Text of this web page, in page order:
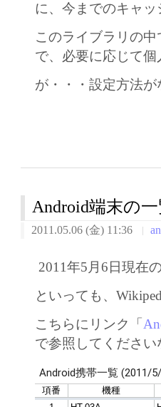
に、今までのキャ
このライブラリの
で、必要に応じて
が・・・設定方法が
Android端末の一
2011.05.06 (金) 11:36
2011年5月6日現在
といっても、
こちらにリンク「
で参照してください